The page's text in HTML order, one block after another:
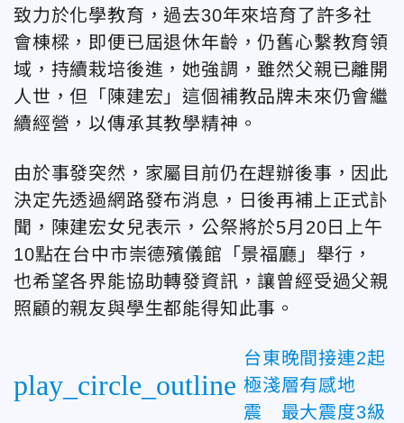
致力於化學教育，過去30年來培育了許多社
會棟樑，即便已屆退休年齡，仍舊心繫教育領
域，持續栽培後進，她強調，雖然父親已離開
人世，但「陳建宏」這個補教品牌未來仍會繼
續經營，以傳承其教學精神。
由於事發突然，家屬目前仍在趕辦後事，因此
決定先透過網路發布消息，日後再補上正式訃
聞，陳建宏女兒表示，公祭將於5月20日上午
10點在台中市崇德殯儀館「景福廳」舉行，
也希望各界能協助轉發資訊，讓曾經受過父親
照顧的親友與學生都能得知此事。
play_circle_outline
台東晚間接連2起
極淺層有感地
震 最大震度3級